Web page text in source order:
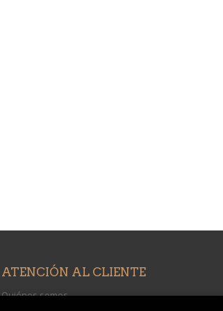
ATENCIÓN AL CLIENTE
Quiénes somos